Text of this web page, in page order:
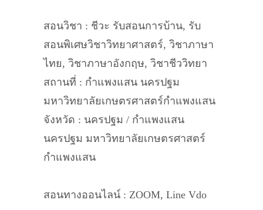
สอนวิชา : ชีวะ รับสอนการบ้าน, รับ
สอนพิเศษวิชาวิทยาศาสตร์, วิชาภาษา
ไทย, วิชาภาษาอังกฤษ, วิชาชีววิทยา
สถานที่ : กำแพงแสน นครปฐม
มหาวิทยาลัยเกษตรศาสตร์กำแพงแสน
จังหวัด : นครปฐม / กำแพงแสน
นครปฐม มหาวิทยาลัยเกษตรศาสตร์
กำแพงแสน
สอนทางออนไลน์ : ZOOM, Line Vdo